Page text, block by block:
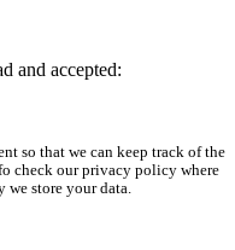
and accepted:
so that we can keep track of the
check our privacy policy where
we store your data.